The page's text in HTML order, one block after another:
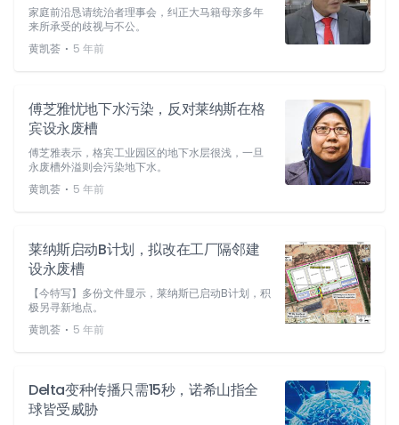
家庭前沿恳请统治者理事会，纠正大马籍母亲多年
来所承受的歧视与不公。
黄凯荟 ⋅ 5 年前
傅芝雅忧地下水污染，反对莱纳斯在格
宾设永废槽
傅芝雅表示，格宾工业园区的地下水层很浅，一旦
永废槽外溢则会污染地下水。
黄凯荟 ⋅ 5 年前
莱纳斯启动B计划，拟改在工厂隔邻建
设永废槽
【今特写】多份文件显示，莱纳斯已启动B计划，积
极另寻新地点。
黄凯荟 ⋅ 5 年前
Delta变种传播只需15秒，诺希山指全
球皆受威胁